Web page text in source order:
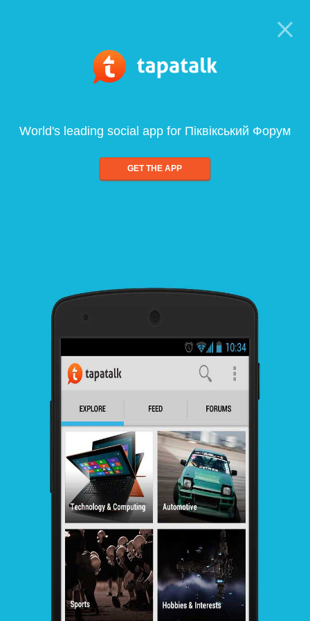
World's leading social app for Піквікський Форум
GET THE APP